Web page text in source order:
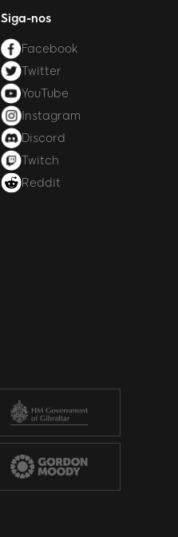
Siga-nos
Facebook
Twitter
YouTube
Instagram
Discord
Twitch
Reddit